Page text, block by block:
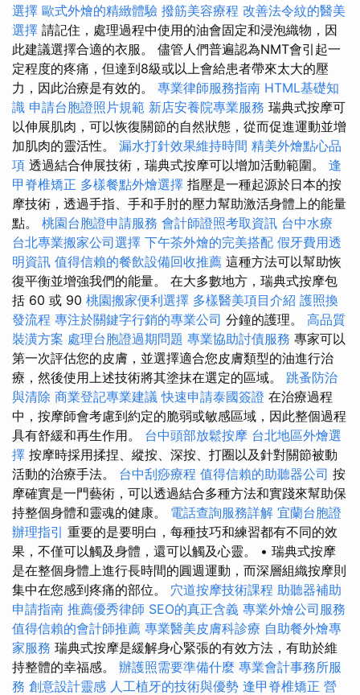
選擇 歐式外燴的精緻體驗 撥筋美容療程 改善法令紋的醫美
選擇 請記住，處理過程中使用的油會固定和浸泡織物，因
此建議選擇合適的衣服。 儘管人們普遍認為NMT會引起一
定程度的疼痛，但達到8級或以上會給患者帶來太大的壓
力，因此治療是有效的。 專業律師服務指南 HTML基礎知
識 申請台胞證照片規範 新店安養院專業服務 瑞典式按摩可
以伸展肌肉，可以恢復關節的自然狀態，從而促進運動並增
加肌肉的靈活性。 漏水打針效果維持時間 精美外燴點心品
項 透過結合伸展技術，瑞典式按摩可以增加活動範圍。 逢
甲脊椎矯正 多樣餐點外燴選擇 指壓是一種起源於日本的按
摩技術，透過手指、手和手肘的壓力幫助激活身體上的能量
點。 桃園台胞證申請服務 會計師證照考取資訊 台中水療
台北專業搬家公司選擇 下午茶外燴的完美搭配 假牙費用透
明資訊 值得信賴的餐飲設備回收推薦 這種方法可以幫助恢
復平衡並增強我們的能量。 在大多數地方，瑞典式按摩包
括 60 或 90 桃園搬家便利選擇 多樣醫美項目介紹 護照換
發流程 專注於關鍵字行銷的專業公司 分鐘的護理。 高品質
裝潢方案 處理台胞證過期問題 專業協助討債服務 專家可以
第一次評估您的皮膚，並選擇適合您皮膚類型的油進行治
療，然後使用上述技術將其塗抹在選定的區域。 跳蚤防治
與清除 商業登記專業建議 快速申請泰國簽證 在治療過程
中，按摩師會考慮到約定的脆弱或敏感區域，因此整個過程
具有舒緩和再生作用。 台中頭部放鬆按摩 台北地區外燴選
擇 按摩時採用揉捏、縱按、深按、打圈以及針對關節被動
活動的治療手法。 台中刮痧療程 值得信賴的助聽器公司 按
摩確實是一門藝術，可以透過結合多種方法和實踐來幫助保
持整個身體和靈魂的健康。 電話查詢服務詳解 宜蘭台胞證
辦理指引 重要的是要明白，每種技巧和練習都有不同的效
果，不僅可以觸及身體，還可以觸及心靈。 • 瑞典式按摩
是在整個身體上進行長時間的圓週運動，而深層組織按摩則
集中在您感到疼痛的部位。 穴道按摩技術課程 助聽器補助
申請指南 推薦優秀律師 SEO的真正含義 專業外燴公司服務
值得信賴的會計師推薦 專業醫美皮膚科診療 自助餐外燴專
家服務 瑞典式按摩是緩解身心緊張的有效方法，有助於維
持整體的幸福感。 辦護照需要準備什麼 專業會計事務所服
務 創意設計靈感 人工植牙的技術與優勢 逢甲脊椎矯正 營